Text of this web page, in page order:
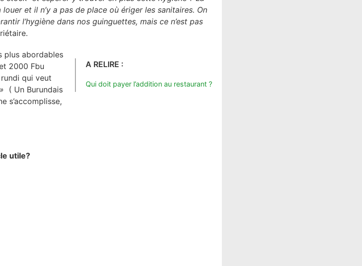
et il n’y a pas de place où ériger les sanitaires. On
l’hygiène dans nos guinguettes, mais ce n’est pas
A RELIRE :
Qui doit payer l’addition au restaurant ?
plus abordables
2000 Fbu
qui veut
( Un Burundais
s’accomplisse,
utile?